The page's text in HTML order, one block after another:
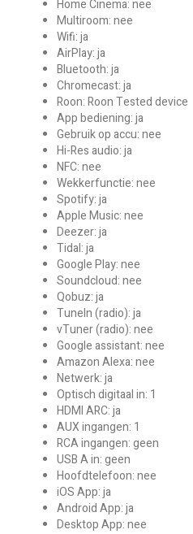
Home Cinema: nee
Multiroom: nee
Wifi: ja
AirPlay: ja
Bluetooth: ja
Chromecast: ja
Roon: Roon Tested device
App bediening: ja
Gebruik op accu: nee
Hi-Res audio: ja
NFC: nee
Wekkerfunctie: nee
Spotify: ja
Apple Music: nee
Deezer: ja
Tidal: ja
Google Play: nee
Soundcloud: nee
Qobuz: ja
TuneIn (radio): ja
vTuner (radio): nee
Google assistant: nee
Amazon Alexa: nee
Netwerk: ja
Optisch digitaal in: 1
HDMI ARC: ja
AUX ingangen: 1
RCA ingangen: geen
USB A in: geen
Hoofdtelefoon: nee
iOS App: ja
Android App: ja
Desktop App: nee